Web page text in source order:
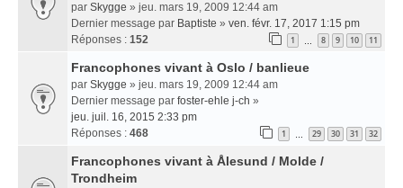
par Skygge » jeu. mars 19, 2009 12:44 am
Dernier message par Baptiste » ven. févr. 17, 2017 1:15 pm
Réponses : 152 1 … 8 9 10 11
Francophones vivant à Oslo / banlieue
par Skygge » jeu. mars 19, 2009 12:44 am
Dernier message par foster-ehle j-ch »
jeu. juil. 16, 2015 2:33 pm
Réponses : 468 1 … 29 30 31 32
Francophones vivant à Ålesund / Molde /
Trondheim